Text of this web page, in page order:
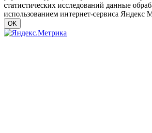
статистических исследований данные
использованием интернет-сервиса Яндекс
OK